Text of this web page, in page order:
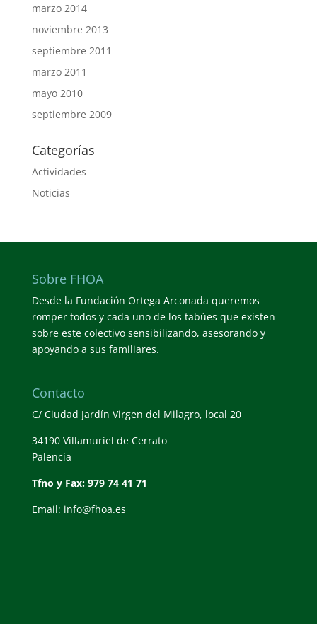
marzo 2014
noviembre 2013
septiembre 2011
marzo 2011
mayo 2010
septiembre 2009
Categorías
Actividades
Noticias
Sobre FHOA
Desde la Fundación Ortega Arconada queremos
romper todos y cada uno de los tabúes que existen
sobre este colectivo sensibilizando, asesorando y
apoyando a sus familiares.
Contacto
C/ Ciudad Jardín Virgen del Milagro, local 20
34190 Villamuriel de Cerrato
Palencia
Tfno y Fax: 979 74 41 71
Email: info@fhoa.es